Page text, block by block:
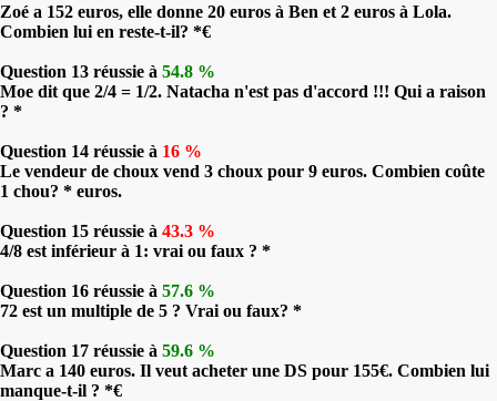
Zoé a 152 euros, elle donne 20 euros à Ben et 2 euros à Lola.
Combien lui en reste-t-il? *€
Question 13 réussie à 54.8 %
Moe dit que 2/4 = 1/2. Natacha n'est pas d'accord !!! Qui a raison
? *
Question 14 réussie à 16 %
Le vendeur de choux vend 3 choux pour 9 euros. Combien coûte
1 chou? * euros.
Question 15 réussie à 43.3 %
4/8 est inférieur à 1: vrai ou faux ? *
Question 16 réussie à 57.6 %
72 est un multiple de 5 ? Vrai ou faux? *
Question 17 réussie à 59.6 %
Marc a 140 euros. Il veut acheter une DS pour 155€. Combien lui
manque-t-il ? *€